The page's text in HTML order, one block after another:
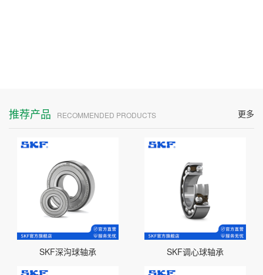
更多
推荐产品 RECOMMENDED PRODUCTS
SKF深沟球轴承 SKF调心球轴承